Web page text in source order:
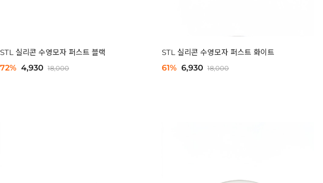
STL 실리콘 수영모자 퍼스트 블랙
72% 4,930 18,000
STL 실리콘 수영모자 퍼스트 화이트
61% 6,930 18,000